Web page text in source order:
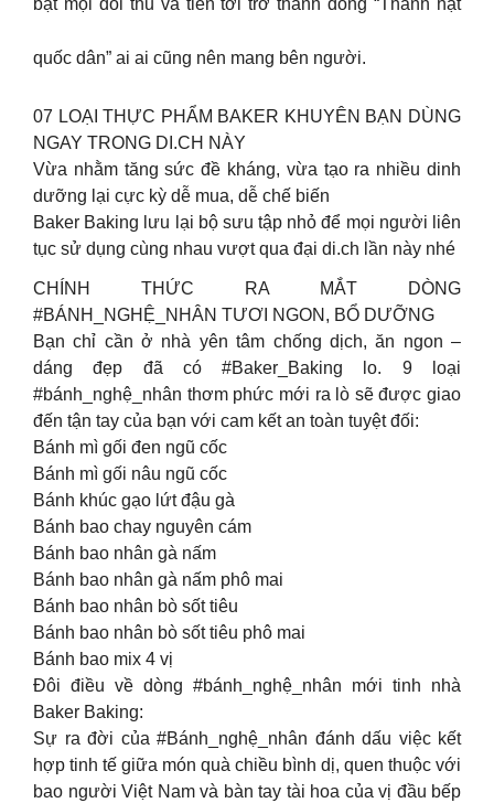
bật mọi đối thủ và tiến tới trở thành dòng “Thanh hạt
quốc dân” ai ai cũng nên mang bên người.
07 LOẠI THỰC PHẨM BAKER KHUYÊN BẠN DÙNG
NGAY TRONG DI.CH NÀY
Vừa nhằm tăng sức đề kháng, vừa tạo ra nhiều dinh
dưỡng lại cực kỳ dễ mua, dễ chế biến
Baker Baking lưu lại bộ sưu tập nhỏ để mọi người liên
tục sử dụng cùng nhau vượt qua đại di.ch lần này nhé
CHÍNH THỨC RA MẮT DÒNG
#BÁNH_NGHỆ_NHÂN TƯƠI NGON, BỔ DƯỠNG
Bạn chỉ cần ở nhà yên tâm chống dịch, ăn ngon –
dáng đẹp đã có #Baker_Baking lo. 9 loại
#bánh_nghệ_nhân thơm phức mới ra lò sẽ được giao
đến tận tay của bạn với cam kết an toàn tuyệt đối:
Bánh mì gối đen ngũ cốc
Bánh mì gối nâu ngũ cốc
Bánh khúc gạo lứt đậu gà
Bánh bao chay nguyên cám
Bánh bao nhân gà nấm
Bánh bao nhân gà nấm phô mai
Bánh bao nhân bò sốt tiêu
Bánh bao nhân bò sốt tiêu phô mai
Bánh bao mix 4 vị
Đôi điều về dòng #bánh_nghệ_nhân mới tinh nhà
Baker Baking:
Sự ra đời của #Bánh_nghệ_nhân đánh dấu việc kết
hợp tinh tế giữa món quà chiều bình dị, quen thuộc với
bao người Việt Nam và bàn tay tài hoa của vị đầu bếp